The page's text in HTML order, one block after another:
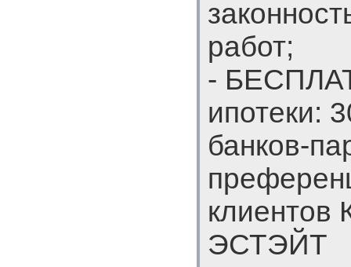
работ;
-
ипотеки:
банков-
клиентов
ЭСТЭЙТ